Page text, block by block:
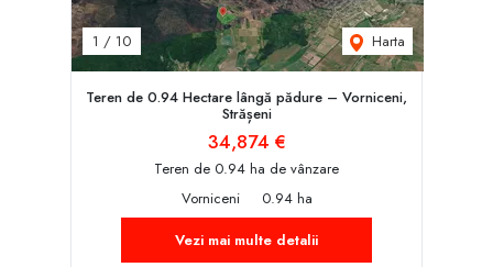
1 / 10 Harta
Teren de 0.94 Hectare lângă pădure – Vorniceni,
Strășeni
34,874 €
Teren de 0.94 ha de vânzare
Vorniceni
0.94 ha
Vezi mai multe detalii